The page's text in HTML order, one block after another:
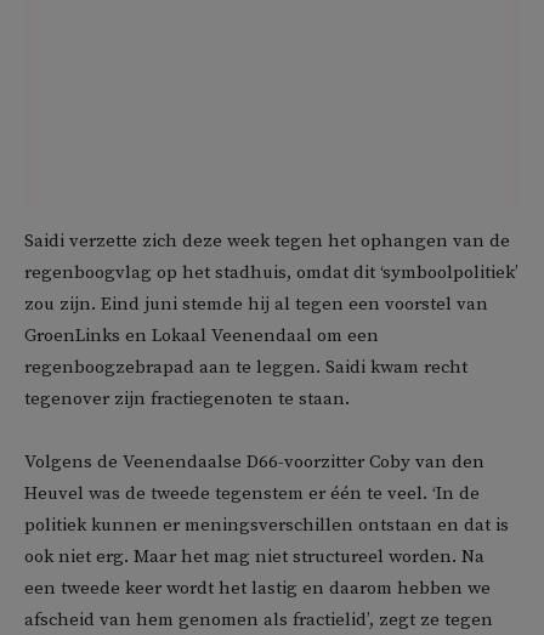
Saidi verzette zich deze week tegen het ophangen van de
regenboogvlag op het stadhuis, omdat dit ‘symboolpolitiek’
zou zijn. Eind juni stemde hij al tegen een voorstel van
GroenLinks en Lokaal Veenendaal om een
regenboogzebrapad aan te leggen. Saidi kwam recht
tegenover zijn fractiegenoten te staan.
Volgens de Veenendaalse D66-voorzitter Coby van den
Heuvel was de tweede tegenstem er één te veel. ‘In de
politiek kunnen er meningsverschillen ontstaan en dat is
ook niet erg. Maar het mag niet structureel worden. Na
een tweede keer wordt het lastig en daarom hebben we
afscheid van hem genomen als fractielid’, zegt ze tegen